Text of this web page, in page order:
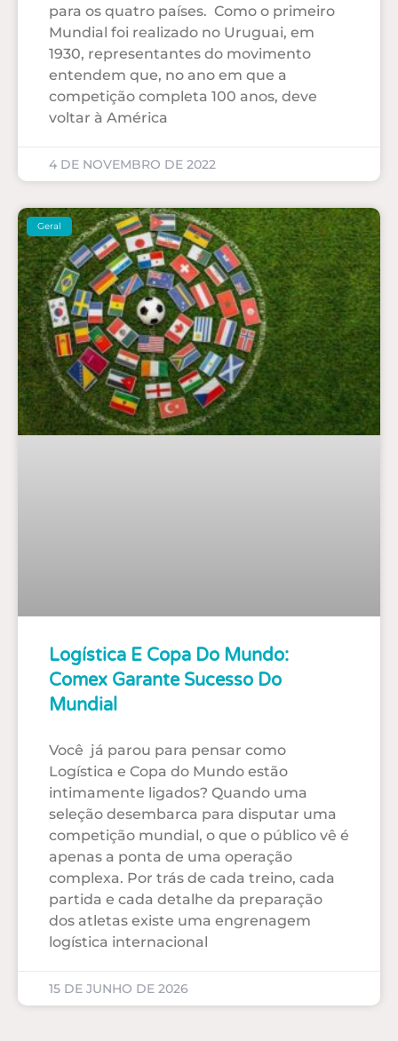
para os quatro países. Como o primeiro
Mundial foi realizado no Uruguai, em
1930, representantes do movimento
entendem que, no ano em que a
competição completa 100 anos, deve
voltar à América
4 DE NOVEMBRO DE 2022
Geral
Logística E Copa Do Mundo:
Comex Garante Sucesso Do
Mundial
Você já parou para pensar como
Logística e Copa do Mundo estão
intimamente ligados? Quando uma
seleção desembarca para disputar uma
competição mundial, o que o público vê é
apenas a ponta de uma operação
complexa. Por trás de cada treino, cada
partida e cada detalhe da preparação
dos atletas existe uma engrenagem
logística internacional
15 DE JUNHO DE 2026